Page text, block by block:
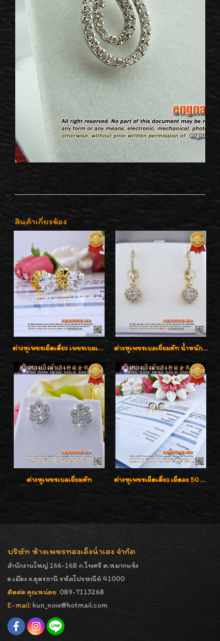
สินค้าเกี่ยวข้อง
ต่างหูเพชรเม็ดเดี่ยว เพชรเบลเยี่ยมคัท น้ำ 96 H-Color/IF & VVS2/3EX น้ำหนักเพชรรวม 1.83 กะรัต พร้อมใบเซอร์ LAB GIA & HRD เพชรสวยปิ๊ง ราคาขายส่งค่ะ ต่างหูเพชรเบลเยี่ยมคัท น้ำหนักเพชร 0.99 กะรัต ต่างหูห้อยตุ้งติ้งหัวใจสวยน่ารักใส่ได้ทุกวันค่ะ
ต่างหูเพชรเบลเยี่ยมคัท ต่างหูเพชรเม็ดเดี่ยว เม็ดละ 50 สตางค์ คู่ละ 1 กะรัต เพชรเบลเยี่ยมคัท น้ำ 98 F-Color/ VVS2 / 3EX พร้อมใบเซอร์สถาบัน GIA มาตรฐานสากลค่ะ
บริษัท ห้างเพชรทองเอ็งน่ำเฮง จำกัด
สำนักงานใหญ่ 166-168 ถ.โพศรี ต.หมากแข้ง
อ.เมือง จ.อุดรธานี รหัสไปรษณีย์ 41000
ติดต่อ คุณหน่อย 089-7113268
E-mail: kun_noie@hotmail.com